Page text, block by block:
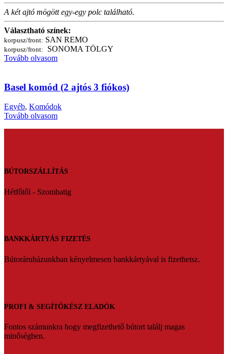
A két ajtó mögött egy-egy polc található.
Választható színek:
korpusz/front: SAN REMO
korpusz/front:
SONOMA TÖLGY
Tovább olvasom
Basel komód (2 ajtós 3 fiókos)
Egyéb, Komódok
Tovább olvasom
BÚTORSZÁLLÍTÁS
Hétfőtől - Szombatig
BANKKÁRTYÁS FIZETÉS
Bútoráruházunkban kényelmesen bankkártyával is fizethetsz.
PROFI & SEGÍTŐKÉSZ ELADÓK
Fontos számunkra hogy megfizethető bútort találj magas
minőségben.